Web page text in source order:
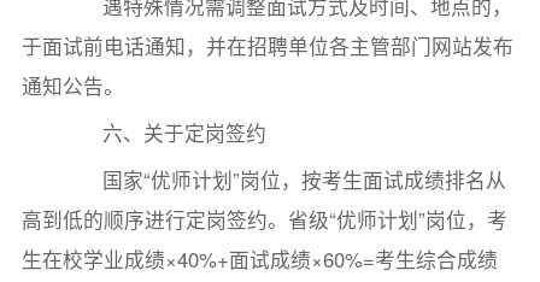
遇特殊情况需调整面试方式及时间、地点的，
于面试前电话通知，并在招聘单位各主管部门网站发布
通知公告。
六、关于定岗签约
国家“优师计划”岗位，按考生面试成绩排名从
高到低的顺序进行定岗签约。省级“优师计划”岗位，考
生在校学业成绩×40%+面试成绩×60%=考生综合成绩